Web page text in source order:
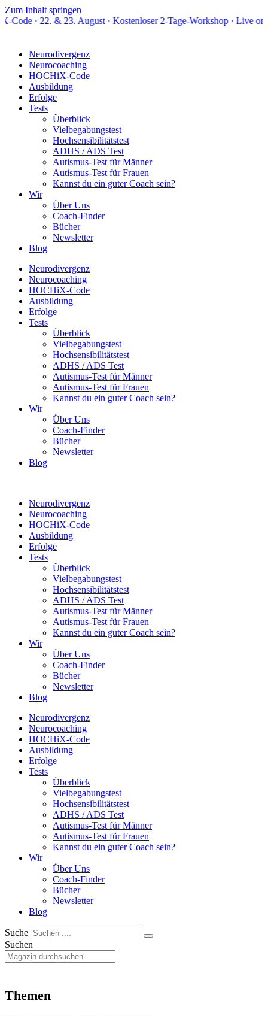
Zum Inhalt springen
& 23. August · Kostenloser 2-Tage-Workshop · Live online
Neurodivergenz
Neurocoaching
HOCHiX-Code
Ausbildung
Erfolge
Tests
Überblick
Vielbegabungstest
Hochsensibilitätstest
ADHS / ADS Test
Autismus-Test für Männer
Autismus-Test für Frauen
Kannst du ein guter Coach sein?
Wir
Über Uns
Coach-Finder
Bücher
Newsletter
Blog
Neurodivergenz
Neurocoaching
HOCHiX-Code
Ausbildung
Erfolge
Tests
Überblick
Vielbegabungstest
Hochsensibilitätstest
ADHS / ADS Test
Autismus-Test für Männer
Autismus-Test für Frauen
Kannst du ein guter Coach sein?
Wir
Über Uns
Coach-Finder
Bücher
Newsletter
Blog
Neurodivergenz
Neurocoaching
HOCHiX-Code
Ausbildung
Erfolge
Tests
Überblick
Vielbegabungstest
Hochsensibilitätstest
ADHS / ADS Test
Autismus-Test für Männer
Autismus-Test für Frauen
Kannst du ein guter Coach sein?
Wir
Über Uns
Coach-Finder
Bücher
Newsletter
Blog
Neurodivergenz
Neurocoaching
HOCHiX-Code
Ausbildung
Erfolge
Tests
Überblick
Vielbegabungstest
Hochsensibilitätstest
ADHS / ADS Test
Autismus-Test für Männer
Autismus-Test für Frauen
Kannst du ein guter Coach sein?
Wir
Über Uns
Coach-Finder
Bücher
Newsletter
Blog
Suche
Suchen
Themen